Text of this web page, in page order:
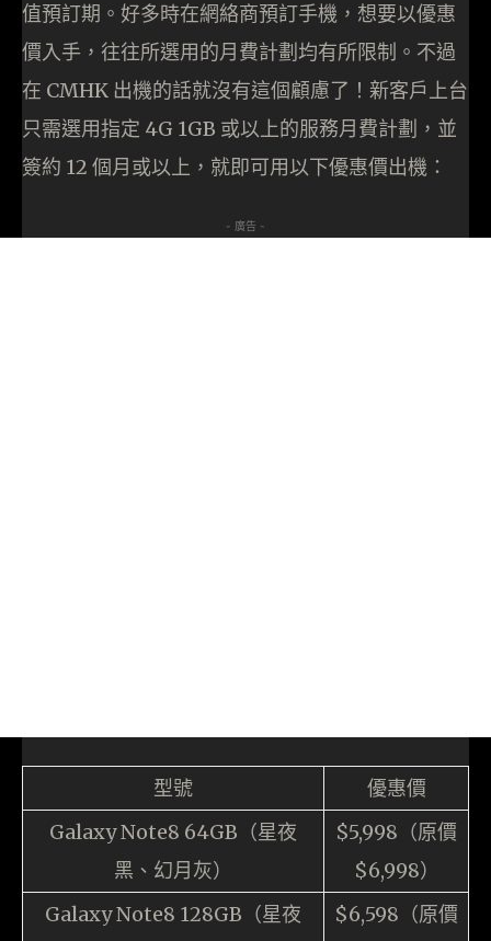
值預訂期。好多時在網絡商預訂手機，想要以優惠
價入手，往往所選用的月費計劃均有所限制。不過
在 CMHK 出機的話就沒有這個顧慮了！新客戶上台
只需選用指定 4G 1GB 或以上的服務月費計劃，並
簽約 12 個月或以上，就即可用以下優惠價出機：
- 廣告 -
型號
優惠價
Galaxy Note8 64GB（星夜
黑、幻月灰）
$5,998（原價
$6,998）
Galaxy Note8 128GB（星夜
$6,598（原價